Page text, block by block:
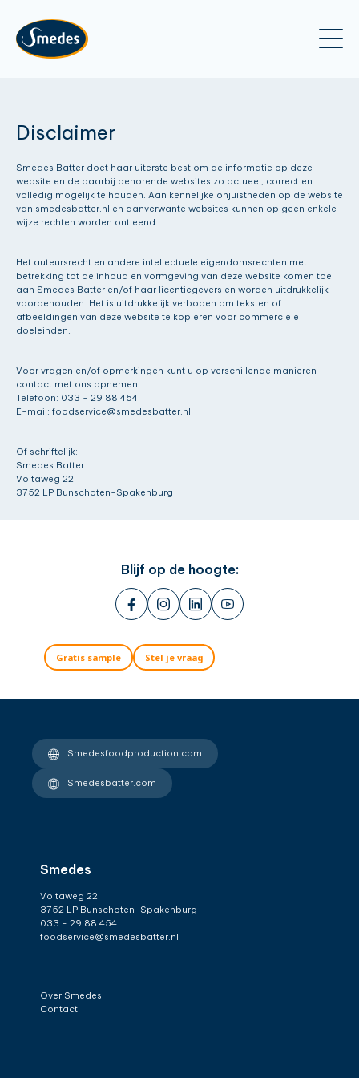
Disclaimer
Smedes Batter doet haar uiterste best om de informatie op deze
website en de daarbij behorende websites zo actueel, correct en
volledig mogelijk te houden. Aan kennelijke onjuistheden op de website
van smedesbatter.nl en aanverwante websites kunnen op geen enkele
wijze rechten worden ontleend.
Het auteursrecht en andere intellectuele eigendomsrechten met
betrekking tot de inhoud en vormgeving van deze website komen toe
aan Smedes Batter en/of haar licentiegevers en worden uitdrukkelijk
voorbehouden. Het is uitdrukkelijk verboden om teksten of
afbeeldingen van deze website te kopiëren voor commerciële
doeleinden.
Voor vragen en/of opmerkingen kunt u op verschillende manieren
contact met ons opnemen:
Telefoon: 033 - 29 88 454
E-mail: foodservice@smedesbatter.nl
Of schriftelijk:
Smedes Batter
Voltaweg 22
3752 LP Bunschoten-Spakenburg
Blijf op de hoogte:
Gratis sample Stel je vraag
Smedesfoodproduction.com
Smedesbatter.com
Smedes
Voltaweg 22
3752 LP Bunschoten-Spakenburg
033 - 29 88 454
foodservice@smedesbatter.nl
Over Smedes
Contact